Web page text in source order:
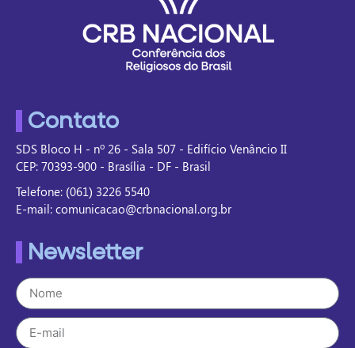
Contato
SDS Bloco H - nº 26 - Sala 507 - Edifício Venâncio II
CEP: 70393-900 - Brasília - DF - Brasil
Telefone: (061) 3226 5540
E-mail: comunicacao@crbnacional.org.br
Newsletter